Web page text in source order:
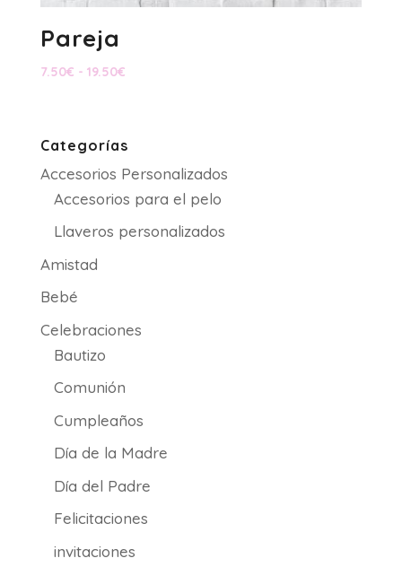
Pareja
7.50€ - 19.50€Rango
7.50€
hasta
19.50€
Categorías
Accesorios Personalizados
Accesorios para el pelo
Llaveros personalizados
Amistad
Bebé
Celebraciones
Bautizo
Comunión
Cumpleaños
Día de la Madre
Día del Padre
Felicitaciones
invitaciones